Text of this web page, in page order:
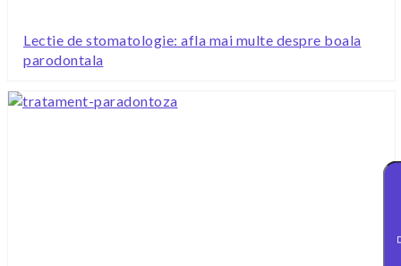
Lectie de stomatologie: afla mai multe despre boala
parodontala